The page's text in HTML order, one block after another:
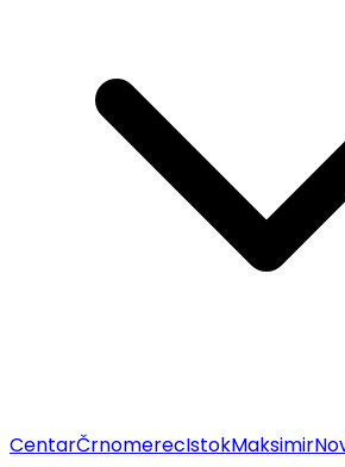
CentarČrnomerecIstokMaksimir